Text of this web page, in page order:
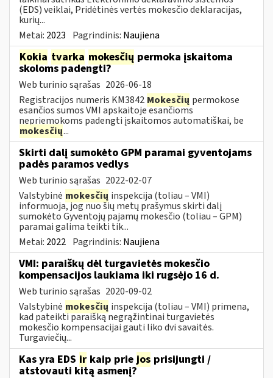
(EDS) veiklai, Pridėtinės vertės mokesčio deklaracijas,
kurių...
Metai: 2023 Pagrindinis: Naujiena
Kokia tvarka mokesčių permoka įskaitoma
skoloms padengti?
Web turinio sąrašas 2026-06-18
Registracijos numeris KM3842 Mokesčių permokose
esančios sumos VMI apskaitoje esančioms
nepriemokoms padengti įskaitomos automatiškai, be
mokesčių...
Skirti dalį sumokėto GPM paramai gyventojams
padės paramos vedlys
Web turinio sąrašas 2022-02-07
Valstybinė mokesčių inspekcija (toliau – VMI)
informuoja, jog nuo šių metų prašymus skirti dalį
sumokėto Gyventojų pajamų mokesčio (toliau – GPM)
paramai galima teikti tik...
Metai: 2022 Pagrindinis: Naujiena
VMI: paraiškų dėl turgavietės mokesčio
kompensacijos laukiama iki rugsėjo 16 d.
Web turinio sąrašas 2020-09-02
Valstybinė mokesčių inspekcija (toliau – VMI) primena,
kad pateikti paraišką negrąžintinai turgavietės
mokesčio kompensacijai gauti liko dvi savaitės.
Turgaviečių...
Kas yra EDS ir kaip prie jos prisijungti /
atstovauti kitą asmenį?